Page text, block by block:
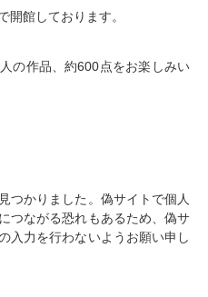
開館しております。
の作品、約600点をお楽しみい
つかりました。偽サイトで個人
つながる恐れもあるため、偽サ
入力を行わないようお願い申し